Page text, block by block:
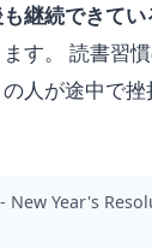
継続できて
す。 読書習
人が途中で
New Year's